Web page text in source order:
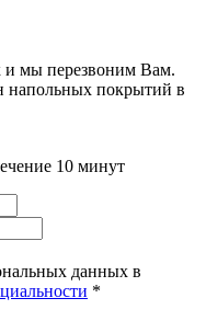
и мы перезвоним Вам.
напольных покрытий в
10 минут
данных в
*